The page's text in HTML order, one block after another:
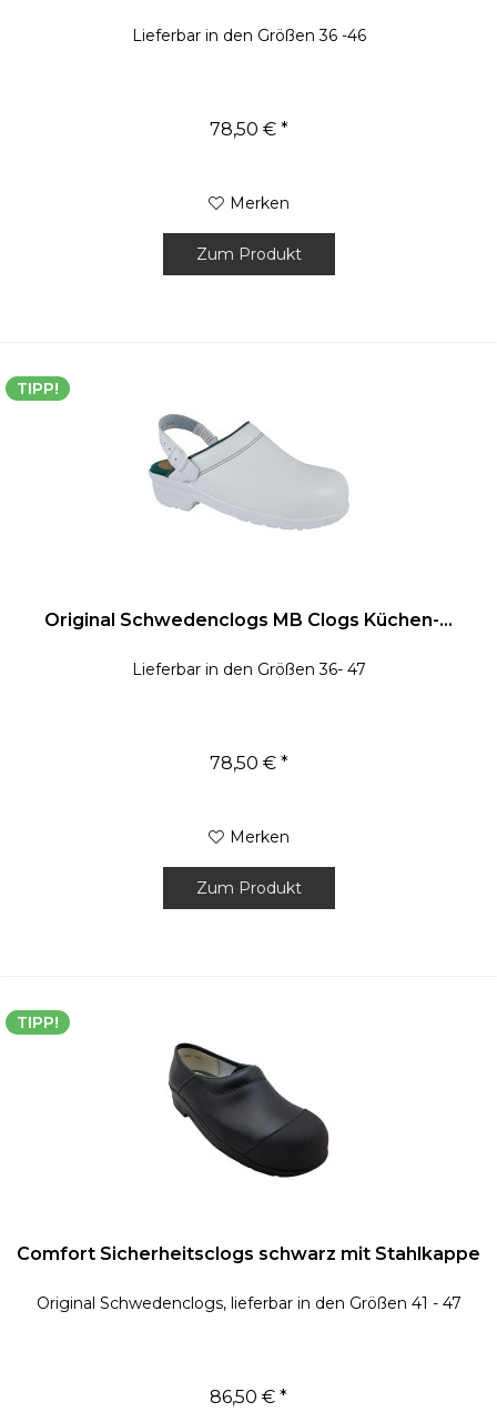
Lieferbar in den Größen 36 -46
78,50 € *
Merken
Zum Produkt
TIPP!
Original Schwedenclogs MB Clogs Küchen-...
Lieferbar in den Größen 36- 47
78,50 € *
Merken
Zum Produkt
TIPP!
Comfort Sicherheitsclogs schwarz mit Stahlkappe
Original Schwedenclogs, lieferbar in den Größen 41 - 47
86,50 € *